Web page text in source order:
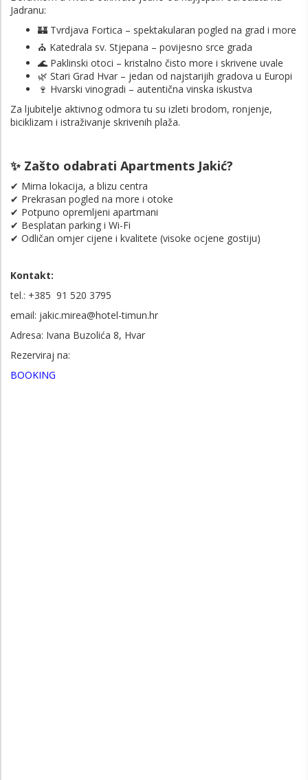
Jadranu:
🏰 Tvrdjava Fortica – spektakularan pogled na grad i more
⛪ Katedrala sv. Stjepana – povijesno srce grada
🌊 Paklinski otoci – kristalno čisto more i skrivene uvale
🌿 Stari Grad Hvar – jedan od najstarijih gradova u Europi
🍷 Hvarski vinogradi – autentična vinska iskustva
Za ljubitelje aktivnog odmora tu su izleti brodom, ronjenje,
biciklizam i istraživanje skrivenih plaža.
✨ Zašto odabrati Apartments Jakić?
✔ Mirna lokacija, a blizu centra
✔ Prekrasan pogled na more i otoke
✔ Potpuno opremljeni apartmani
✔ Besplatan parking i Wi-Fi
✔ Odličan omjer cijene i kvalitete (visoke ocjene gostiju)
Kontakt:
tel.: +385 91 520 3795
email: jakic.mirea@hotel-timun.hr
Adresa: Ivana Buzolića 8, Hvar
Rezerviraj na:
BOOKING